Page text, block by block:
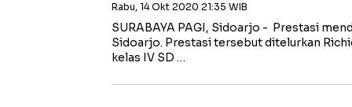
Rabu, 14 Okt 2020 21:35 WIB
SURABAYA PAGI, Sidoarjo - Prestasi
Sidoarjo. Prestasi tersebut ditelurkan
kelas IV SD …